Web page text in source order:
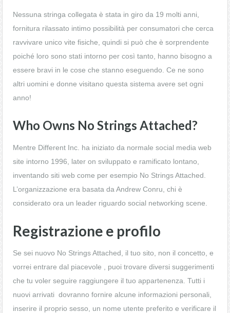
Nessuna stringa collegata è stata in giro da 19 molti anni,
fornitura rilassato intimo possibilità per consumatori che cerca
ravvivare unico vite fisiche, quindi si può che è sorprendente
poiché loro sono stati intorno per così tanto, hanno bisogno a
essere bravi in le cose che stanno eseguendo. Ce ne sono
altri uomini e donne visitano questa sistema avere set ogni
anno!
Who Owns No Strings Attached?
Mentre Different Inc. ha iniziato da normale social media web
site intorno 1996, later on sviluppato e ramificato lontano,
inventando siti web come per esempio No Strings Attached.
L’organizzazione era basata da Andrew Conru, chi è
considerato ora un leader riguardo social networking scene.
Registrazione e profilo
Se sei nuovo No Strings Attached, il tuo sito, non il concetto, e
vorrei entrare dal piacevole , puoi trovare diversi suggerimenti
che tu voler seguire raggiungere il tuo appartenenza. Tutti i
nuovi arrivati ​​ dovranno fornire alcune informazioni personali,
inserire il proprio sesso, un nome utente preferito e verificare il